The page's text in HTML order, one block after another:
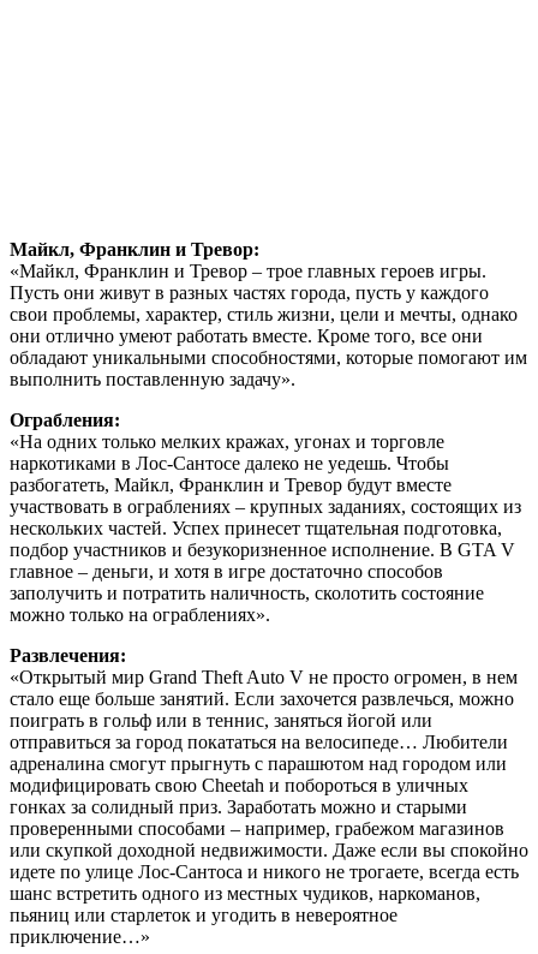
Майкл, Франклин и Тревор:
«Майкл, Франклин и Тревор – трое главных героев игры.
Пусть они живут в разных частях города, пусть у каждого
свои проблемы, характер, стиль жизни, цели и мечты, однако
они отлично умеют работать вместе. Кроме того, все они
обладают уникальными способностями, которые помогают им
выполнить поставленную задачу».
Ограбления:
«На одних только мелких кражах, угонах и торговле
наркотиками в Лос-Сантосе далеко не уедешь. Чтобы
разбогатеть, Майкл, Франклин и Тревор будут вместе
участвовать в ограблениях – крупных заданиях, состоящих из
нескольких частей. Успех принесет тщательная подготовка,
подбор участников и безукоризненное исполнение. В GTA V
главное – деньги, и хотя в игре достаточно способов
заполучить и потратить наличность, сколотить состояние
можно только на ограблениях».
Развлечения:
«Открытый мир Grand Theft Auto V не просто огромен, в нем
стало еще больше занятий. Если захочется развлечься, можно
поиграть в гольф или в теннис, заняться йогой или
отправиться за город покататься на велосипеде… Любители
адреналина смогут прыгнуть с парашютом над городом или
модифицировать свою Cheetah и побороться в уличных
гонках за солидный приз. Заработать можно и старыми
проверенными способами – например, грабежом магазинов
или скупкой доходной недвижимости. Даже если вы спокойно
идете по улице Лос-Сантоса и никого не трогаете, всегда есть
шанс встретить одного из местных чудиков, наркоманов,
пьяниц или старлеток и угодить в невероятное
приключение…»